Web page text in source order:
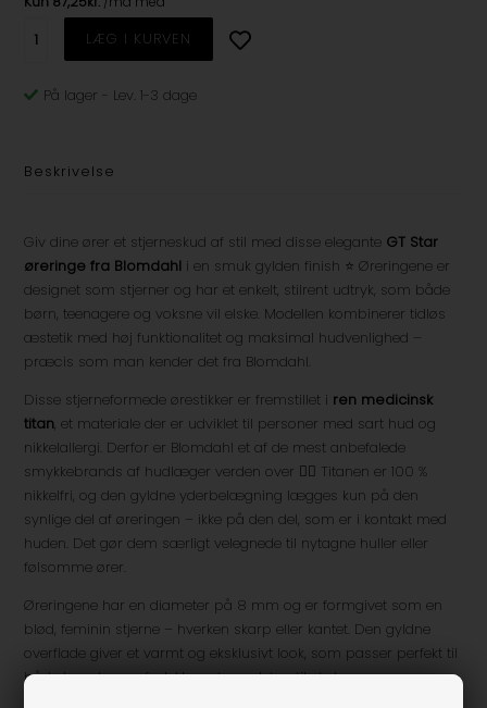
På lager- Lev. 1-3 dage
Beskrivelse
Giv dine ører et stjerneskud af stil med disse elegante GT Star
øreringe fra Blomdahl i en smuk gylden finish ⭐ Øreringene er
designet som stjerner og har et enkelt, stilrent udtryk, som både
børn, teenagere og voksne vil elske. Modellen kombinerer tidløs
æstetik med høj funktionalitet og maksimal hudvenlighed –
præcis som man kender det fra Blomdahl.
Disse stjerneformede ørestikker er fremstillet i ren medicinsk
titan, et materiale der er udviklet til personer med sart hud og
nikkelallergi. Derfor er Blomdahl et af de mest anbefalede
smykkebrands af hudlæger verden over 👩‍⚕️ Titanen er 100 %
nikkelfri, og den gyldne yderbelægning lægges kun på den
synlige del af øreringen – ikke på den del, som er i kontakt med
huden. Det gør dem særligt velegnede til nytagne huller eller
følsomme ører.
Øreringene har en diameter på 8 mm og er formgivet som en
blød, feminin stjerne – hverken skarp eller kantet. Den gyldne
overflade giver et varmt og eksklusivt look, som passer perfekt til
både hverdag og fest. Uanset om det er til skole,